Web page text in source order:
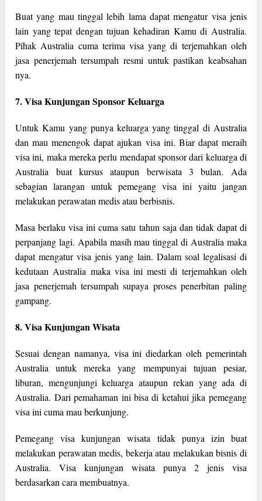
Buat yang mau tinggal lebih lama dapat mengatur visa jenis
lain yang tepat dengan tujuan kehadiran Kamu di Australia.
Pihak Australia cuma terima visa yang di terjemahkan oleh
jasa penerjemah tersumpah resmi untuk pastikan keabsahan
nya.
7. Visa Kunjungan Sponsor Keluarga
Untuk Kamu yang punya keluarga yang tinggal di Australia
dan mau menengok dapat ajukan visa ini. Biar dapat meraih
visa ini, maka mereka perlu mendapat sponsor dari keluarga di
Australia buat kursus ataupun berwisata 3 bulan. Ada
sebagian larangan untuk pemegang visa ini yaitu jangan
melakukan perawatan medis atau berbisnis.
Masa berlaku visa ini cuma satu tahun saja dan tidak dapat di
perpanjang lagi. Apabila masih mau tinggal di Australia maka
dapat mengatur visa jenis yang lain. Dalam soal legalisasi di
kedutaan Australia maka visa ini mesti di terjemahkan oleh
jasa penerjemah tersumpah supaya proses penerbitan paling
gampang.
8. Visa Kunjungan Wisata
Sesuai dengan namanya, visa ini diedarkan oleh pemerintah
Australia untuk mereka yang mempunyai tujuan pesiar,
liburan, mengunjungi keluarga ataupun rekan yang ada di
Australia. Dari pemahaman ini bisa di ketahui jika pemegang
visa ini cuma mau berkunjung.
Pemegang visa kunjungan wisata tidak punya izin buat
melakukan perawatan medis, bekerja atau melakukan bisnis di
Australia. Visa kunjungan wisata punya 2 jenis visa
berdasarkan cara membuatnya.